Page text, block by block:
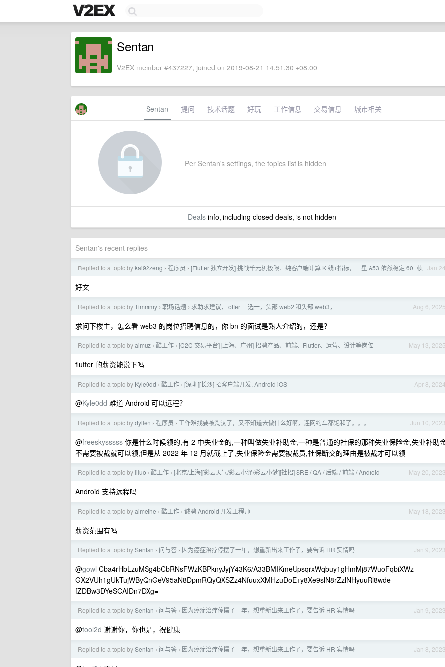
Sentan
V2EX member #437227, joined on 2019-08-21 14:51:30 +08:00
Sentan 提问 技术话题 好玩 工作信息 交易信息 城市相关
Per Sentan's settings, the topics list is hidden
Dealsinfo, including closed deals, is not hidden
Sentan's recent replies
Jan 24
Replied to a topic bykai92zeng › 程序员 › [Flutter 独立开发] 挑战千元机极限：纯客户端计算 K 线+指标，三星 A53 依然稳定 60+帧
好文
Aug 6, 2025
Replied to a topic byTimmmy › 职场话题 › 求助求建议， offer 二选一，头部 web2 和头部 web3，
求问下楼主，怎么看 web3 的岗位招聘信息的，你 bn 的面试是熟人介绍的，还是？
May 13, 2025
Replied to a topic byaimuz › 酷工作 › [C2C 交易平台] [上海、广州] 招聘产品、前端、Flutter、运营、设计等岗位
flutter 的薪资能说下吗
Apr 8, 2024
Replied to a topic by Kyle0dd › 酷工作 › [深圳][长沙] 招客户端开发, Android iOS
@Kyle0dd 难道 Android 可以远程？
Jun 10, 2023
Replied to a topic bydyllen › 程序员 › 工作难找要被淘汰了，又不知道去做什么好啊，连网约车都饱和了。。。
@freeskysssss 你是什么时候领的,有 2 中失业金的,一种叫做失业补助金,一种是普通的社保的那种失业保险金,失业补助
不需要被裁就可以领,但是从 2022 年 12 月就截止了,失业保险金需要被裁员,社保断交的理由是被裁才可以领
May 20, 2023
Replied to a topic by liluo › 酷工作 › [北京/上海][彩云天气/彩云小译/彩云小梦][社招] SRE / QA / 后端 / 前端 / Android
Android 支持远程吗
May 18, 2023
Replied to a topic byaimeihe › 酷工作 › 诚聘 Android 开发工程师
薪资范围有吗
Jan 9, 2023
Replied to a topic bySentan › 问与答 › 因为癌症治疗停摆了一年，想重新出来工作了，要告诉 HR 实情吗
@gowl Cba4rHbLzuMSg4bCbRNsFWzKBPknyJyjY43K6/A33BMIKmeUpsqrxWqbuy1gHmMj87WuoFqbiXWz
GX2VUh1gUkTujWByQnGeV95aN8DpmRQyQXSZz4NfuuxXMHzuDoE+y8Xe9slN8rZzlNHyuuRl8wde
fZDBw3DYeSCAIDn7DXg=
Jan 9, 2023
Replied to a topic bySentan › 问与答 › 因为癌症治疗停摆了一年，想重新出来工作了，要告诉 HR 实情吗
@tool2d 谢谢你，你也是，祝健康
Jan 8, 2023
Replied to a topic bySentan › 问与答 › 因为癌症治疗停摆了一年，想重新出来工作了，要告诉 HR 实情吗